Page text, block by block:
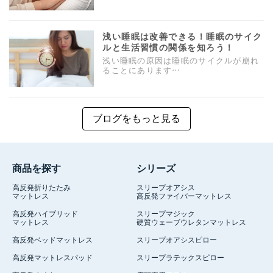
浅い睡眠は改善できる！睡眠のサイク
ルと生活習慣の関係を知ろう！
浅い睡眠の原因は睡眠のサイクルが崩れ
ることにあります…
ブログをもっと見る
商品を探す
高反発折りたたみ
マットレス
高反発ハイブリッド
マットレス
高反発ベッドマットレス
高反発マットレスパッド
シリーズ
スリープオアシス
高反発ファイバーマットレス
スリープマジック
硬質ウェーブウレタンマットレス
スリープオアシスピロー
スリープラテックスピロー